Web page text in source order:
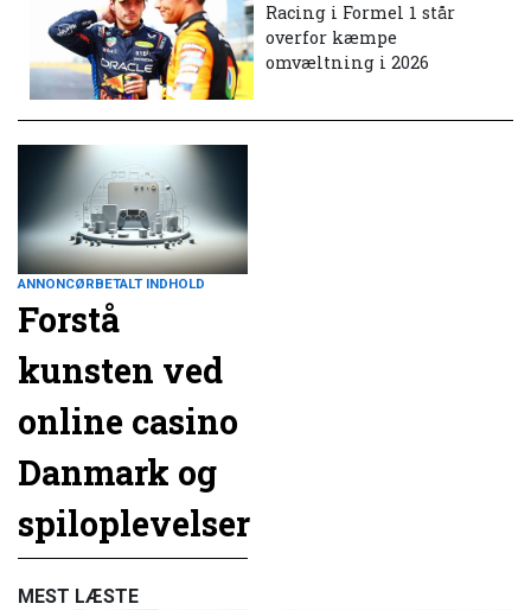
Racing i Formel 1 står
overfor kæmpe
omvæltning i 2026
ANNONCØRBETALT INDHOLD
Forstå
kunsten ved
online casino
Danmark og
spiloplevelser
MEST LÆSTE